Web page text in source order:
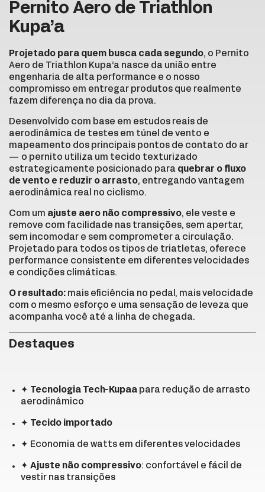
Pernito Aero de Triathlon
Kupa’a
Projetado para quem busca cada segundo, o Pernito
Aero de Triathlon Kupa’a nasce da união entre
engenharia de alta performance e o nosso
compromisso em entregar produtos que realmente
fazem diferença no dia da prova.
Desenvolvido com base em estudos reais de
aerodinâmica de testes em túnel de vento e
mapeamento dos principais pontos de contato do ar
— o pernito utiliza um tecido texturizado
estrategicamente posicionado para quebrar o fluxo
de vento e reduzir o arrasto, entregando vantagem
aerodinâmica real no ciclismo.
Com um ajuste aero não compressivo, ele veste e
remove com facilidade nas transições, sem apertar,
sem incomodar e sem comprometer a circulação.
Projetado para todos os tipos de triatletas, oferece
performance consistente em diferentes velocidades
e condições climáticas.
O resultado: mais eficiência no pedal, mais velocidade
com o mesmo esforço e uma sensação de leveza que
acompanha você até a linha de chegada.
Destaques
✦ Tecnologia Tech-Kupaa para redução de arrasto
aerodinâmico
✦ Tecido importado
✦ Economia de watts em diferentes velocidades
✦ Ajuste não compressivo: confortável e fácil de
vestir nas transições